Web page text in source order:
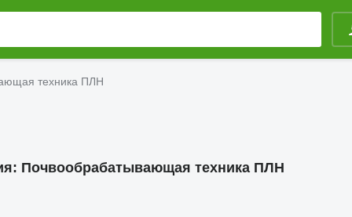
техника ПЛН
Почвообрабатывающая техника ПЛН